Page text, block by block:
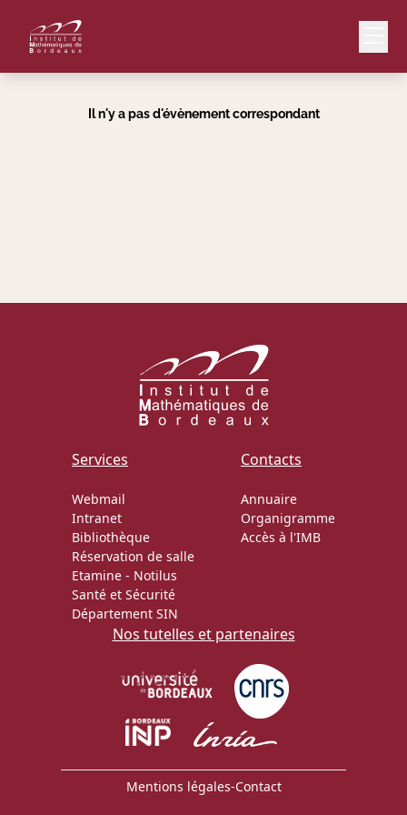
Le Laboratoire
Doctorant·e·s
Il n'y a pas d'évènement correspondant
Services
Webmail
Intranet
Bibliothèque
Réservation de salle
Etamine - Notilus
Santé et Sécurité
Département SIN
Contacts
Annuaire
Organigramme
Accès à l'IMB
Nos tutelles et partenaires
Mentions légales-Contact